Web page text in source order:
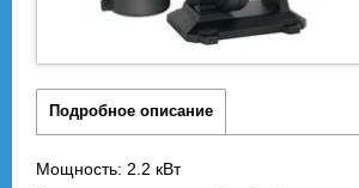
Подробное описание
Мощность: 2.2 кВт